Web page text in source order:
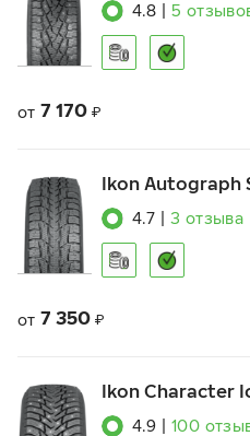
4.8 5
от 7 170 ₽
Ikon Autograph
4.7 3 отзыва
от 7 350 ₽
Ikon Character
4.9 100